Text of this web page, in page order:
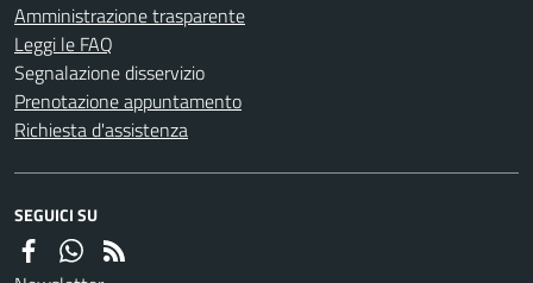
Amministrazione trasparente
Leggi le FAQ
Segnalazione disservizio
Prenotazione appuntamento
Richiesta d'assistenza
SEGUICI SU